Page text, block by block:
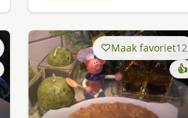
Maak favoriet12
👍